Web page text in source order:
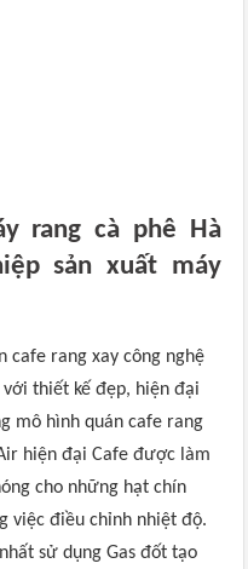
rang cà phê Hà
sản xuất máy
cafe rang xay công nghệ
thiết kế đẹp, hiện đại
mô hình quán cafe rang
hiện đại Cafe được làm
cho những hạt chín
việc điều chỉnh nhiệt độ.
sử dụng Gas đốt tạo